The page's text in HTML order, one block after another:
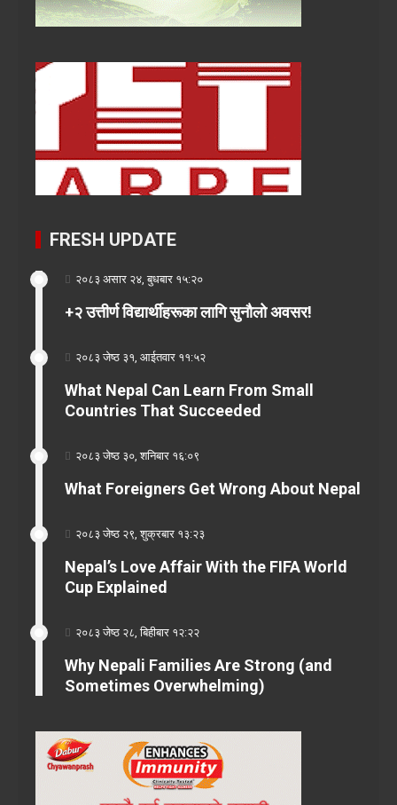
FRESH UPDATE
२०८३ असार २४, बुधबार १५:२०
+२ उत्तीर्ण विद्यार्थीहरूका लागि सुनौलो अवसर!
२०८३ जेष्ठ ३१, आईतवार ११:५२
What Nepal Can Learn From Small
Countries That Succeeded
२०८३ जेष्ठ ३०, शनिबार १६:०९
What Foreigners Get Wrong About Nepal
२०८३ जेष्ठ २९, शुक्रबार १३:२३
Nepal’s Love Affair With the FIFA World
Cup Explained
२०८३ जेष्ठ २८, बिहीबार १२:२२
Why Nepali Families Are Strong (and
Sometimes Overwhelming)